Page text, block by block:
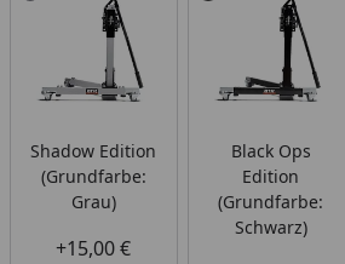
Shadow Edition
(Grundfarbe:
Grau)
+15,00 €
Black Ops
Edition
(Grundfarbe:
Schwarz)